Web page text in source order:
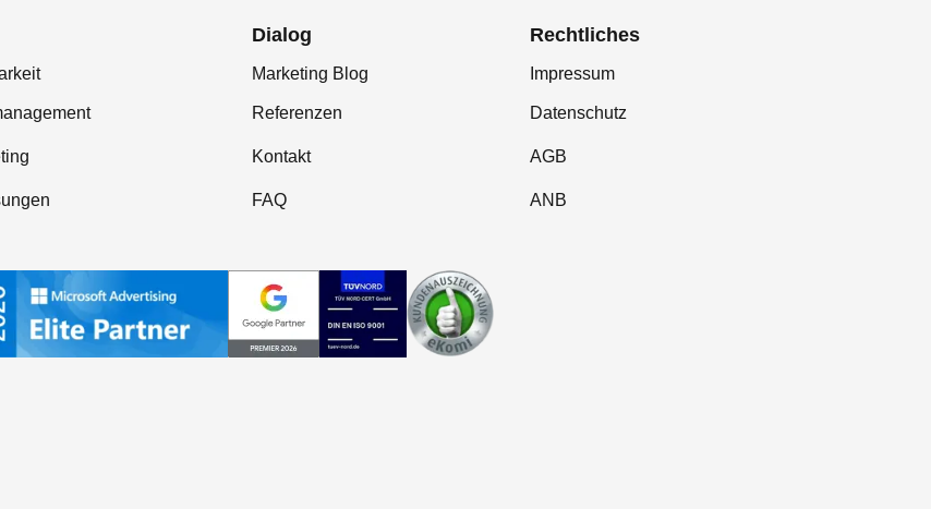
Dialog
Marketing Blog
Referenzen
Kontakt
FAQ
Rechtliches
Impressum
Datenschutz
AGB
ANB